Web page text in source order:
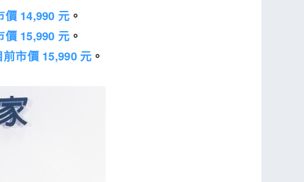
價 14,990 元 。
價 15,990 元 。
前市價 15,990 元 。